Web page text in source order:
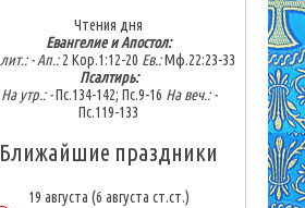
Чтения дня
Евангелие и Апостол:
-Ап.:2 Кор.1:12-20 Ев.:Мф.22:23-33
Псалтирь:
На утр.: -Пс.134-142; Пс.9-16 На веч.: -
Пс.119-133
Ближайшие праздники
19 августа (6 августа ст.ст.)